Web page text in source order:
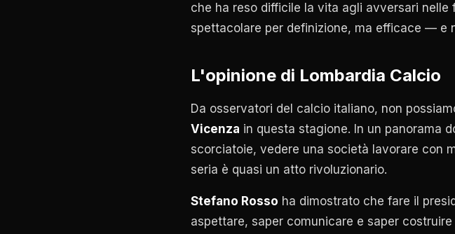
che ha reso difficile la vita agli avversari
spettacolare per definizione, ma efficace — e
L'opinione di Lombardia Calcio
Da osservatori del calcio italiano, non
Vicenza in questa stagione. In un panorama
scorciatoie, vedere una società lavorare con
seria è quasi un atto rivoluzionario.
Stefano Rosso ha dimostrato che fare il
aspettare, saper comunicare e saper